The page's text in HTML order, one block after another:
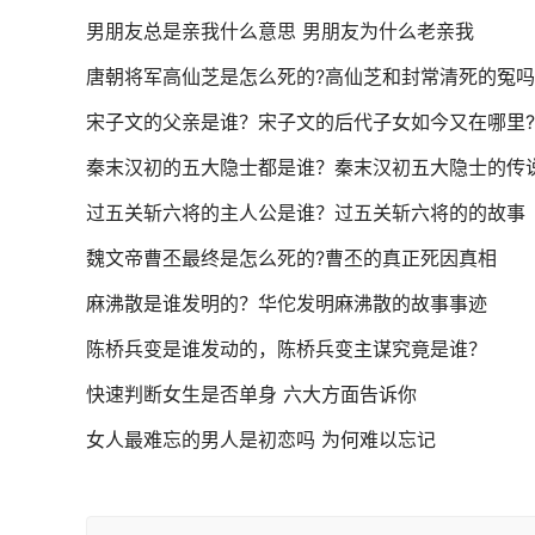
男朋友总是亲我什么意思 男朋友为什么老亲我
唐朝将军高仙芝是怎么死的?高仙芝和封常清死的冤
宋子文的父亲是谁？宋子文的后代子女如今又在哪里?
秦末汉初的五大隐士都是谁？秦末汉初五大隐士的传
过五关斩六将的主人公是谁？过五关斩六将的的故事
魏文帝曹丕最终是怎么死的?曹丕的真正死因真相
麻沸散是谁发明的？华佗发明麻沸散的故事事迹
陈桥兵变是谁发动的，陈桥兵变主谋究竟是谁？
快速判断女生是否单身 六大方面告诉你
女人最难忘的男人是初恋吗 为何难以忘记